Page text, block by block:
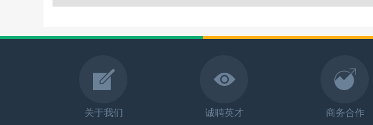
关于我们 诚聘英才 商务合作